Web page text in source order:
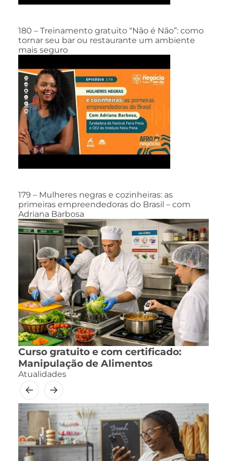
180 – Treinamento gratuito “Não é Não”: como
tornar seu bar ou restaurante um ambiente
mais seguro
179 – Mulheres negras e cozinheiras: as
primeiras empreendedoras do Brasil – com
Adriana Barbosa
Curso gratuito e com certificado:
Manipulação de Alimentos
Atualidades